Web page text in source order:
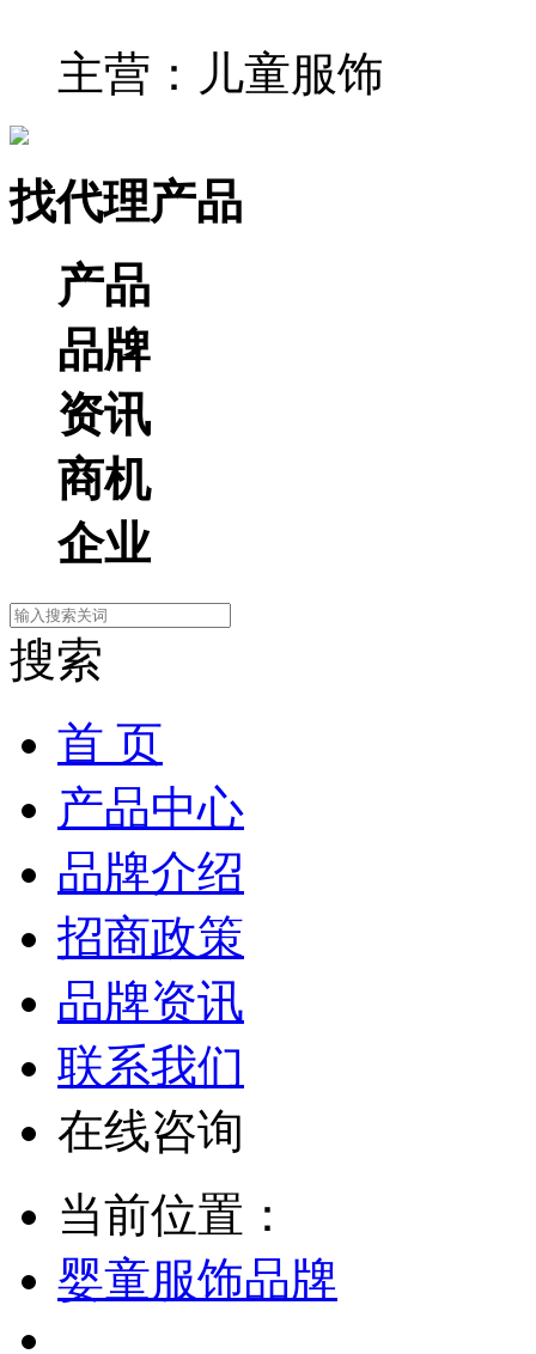
主营：儿童服饰
找代理产品
产品
品牌
资讯
商机
企业
搜索
首 页
产品中心
品牌介绍
招商政策
品牌资讯
联系我们
在线咨询
当前位置：
婴童服饰品牌